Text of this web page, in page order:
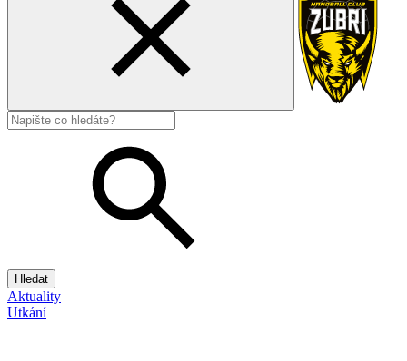
Hledat
Aktuality
Utkání